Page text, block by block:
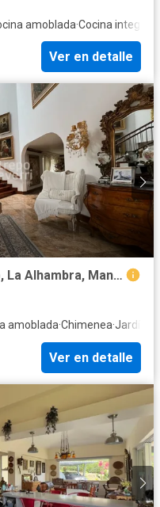
amoblada·Cocina integral
Ver en detalle
Casa en arriendo en conjunto, La Alhambra, Manizales
amoblada·Chimenea·Jardín
Ver en detalle